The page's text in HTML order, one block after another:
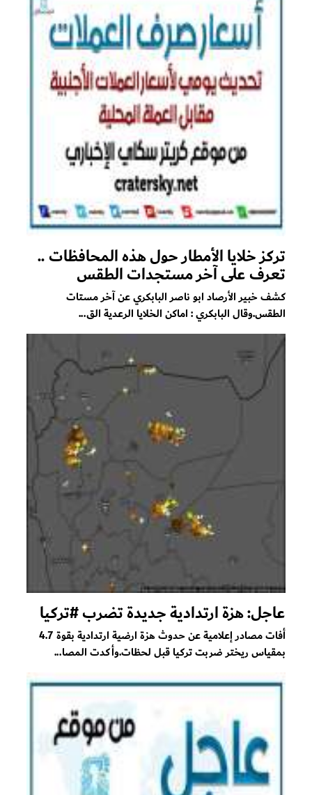
تركز خلايا الأمطار حول هذه المحافظات ..
تعرف على آخر مستجدات الطقس
كشف خبير الأرصاد ابو ناصر البابكري عن آخر مستات
الطقس.وقال البابكري : اماكن الخلايا الرعدية الق...
عاجل: هزة ارتدادية جديدة تضرب #تركيا
أفات مصادر إعلامية عن حدوث هزة ارضية ارتدادية بقوة 4.7
بمقياس ريختر ضربت تركيا قبل لحظات.وأكدت المصا...